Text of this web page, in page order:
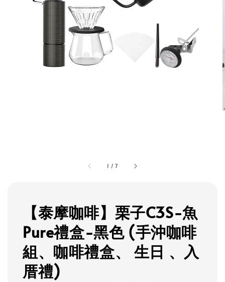
1 /7
【泰摩咖啡】栗子C3S-魚
Pure禮盒-黑色 (手沖咖啡
組、咖啡禮盒、 生日 、入
厝禮)